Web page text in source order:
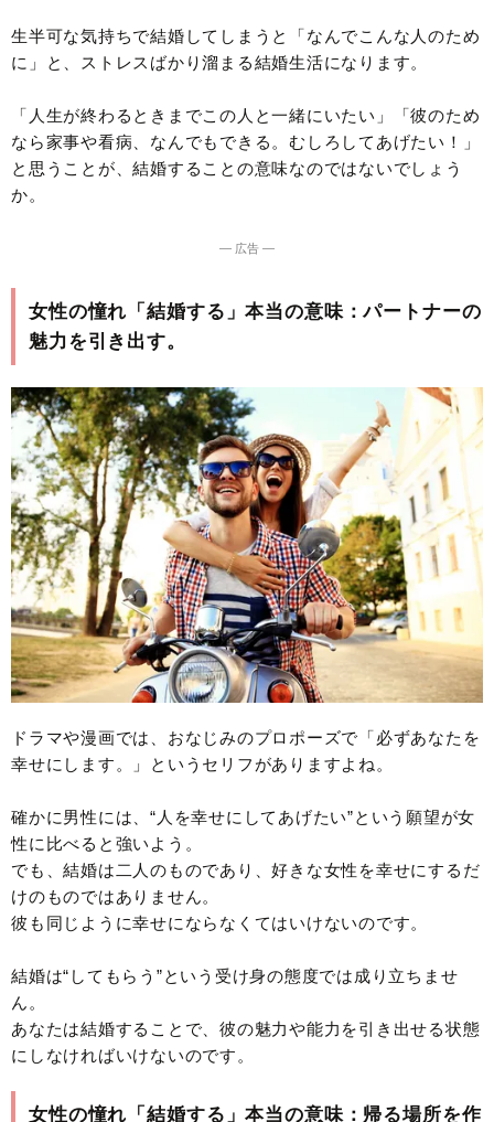
生半可な気持ちで結婚してしまうと「なんでこんな人のため
に」と、ストレスばかり溜まる結婚生活になります。
「人生が終わるときまでこの人と一緒にいたい」「彼のため
なら家事や看病、なんでもできる。むしろしてあげたい！」
と思うことが、結婚することの意味なのではないでしょう
か。
― 広告 ―
女性の憧れ「結婚する」本当の意味：パートナーの
魅力を引き出す。
ドラマや漫画では、おなじみのプロポーズで「必ずあなたを
幸せにします。」というセリフがありますよね。
確かに男性には、“人を幸せにしてあげたい”という願望が女
性に比べると強いよう。
でも、結婚は二人のものであり、好きな女性を幸せにするだ
けのものではありません。
彼も同じように幸せにならなくてはいけないのです。
結婚は“してもらう”という受け身の態度では成り立ちませ
ん。
あなたは結婚することで、彼の魅力や能力を引き出せる状態
にしなければいけないのです。
女性の憧れ「結婚する」本当の意味：帰る場所を作